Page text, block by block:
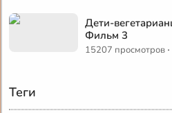
Дети-
Фильм 3
15207 просмотров ·
Теги